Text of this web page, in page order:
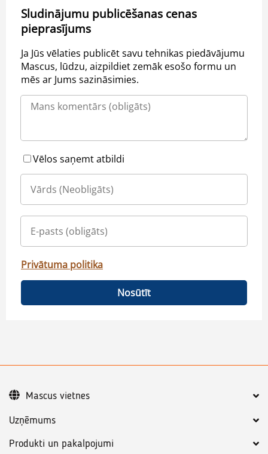
Sludinājumu publicēšanas cenas
pieprasījums
Ja Jūs vēlaties publicēt savu tehnikas piedāvājumu
Mascus, lūdzu, aizpildiet zemāk esošo formu un
mēs ar Jums sazināsimies.
Vēlos saņemt atbildi
Privātuma politika
Nosūtīt
Uzņēmums
Produkti un pakalpojumi
Mascus vietnes